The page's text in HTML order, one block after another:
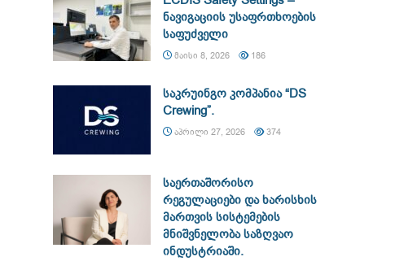
ნავიგაციის უსაფრთხოების
საფუძველი
ᲛᲐᲘᲡᲘ 8, 2026 186
საკრუინგო კომპანია “DS
Crewing”.
ᲐᲞᲠᲘᲚᲘ 27, 2026 374
საერთაშორისო
რეგულაციები და ხარისხის
მართვის სისტემების
მნიშვნელობა საზღვაო
ინდუსტრიაში.